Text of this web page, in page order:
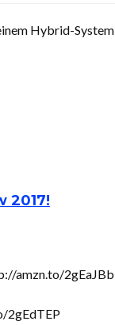
Hybrid-System
2017!
amzn.to/2gEaJBb
2gEdTEP